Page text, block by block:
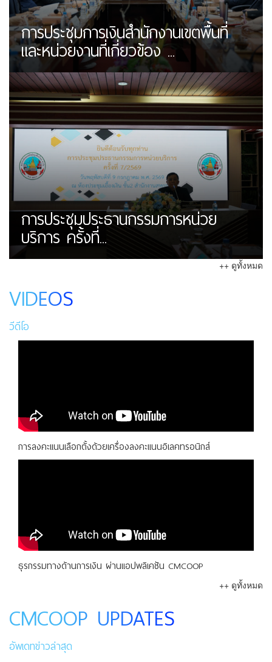
การประชุมการเงินสำนักงานเขตพื้นที่
และหน่วยงานที่เกี่ยวข้อง ...
การประชุมประธานกรรมการหน่วย
บริการ ครั้งที่...
++ ดูทั้งหมด
VIDEOS
วีดีโอ
การลงคะแนนเลือกตั้งด้วยเครื่องลงคะแนนอิเลคทรอนิกส์
ธุรกรรมทางด้านการเงิน ผ่านแอปพลิเคชัน CMCOOP
++ ดูทั้งหมด
CMCOOP UPDATES
อัพเดทข่าวล่าสุด